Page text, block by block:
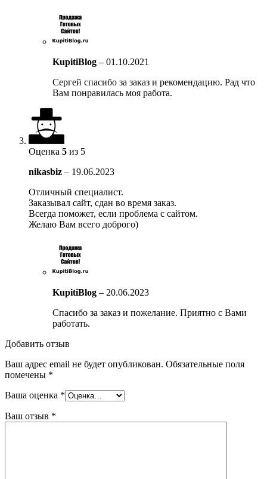
KupitiBlog – 01.10.2021
Сергей спасибо за заказ и рекомендацию. Рад что
Вам понравилась моя работа.
Оценка 5 из 5
nikasbiz – 19.06.2023
Отличный специалист.
Заказывал сайт, сдан во время заказ.
Всегда поможет, если проблема с сайтом.
Желаю Вам всего доброго)
KupitiBlog – 20.06.2023
Спасибо за заказ и пожелание. Приятно с Вами
работать.
Добавить отзыв
Ваш адрес email не будет опубликован. Обязательные поля
помечены *
Ваша оценка *
Ваш отзыв *